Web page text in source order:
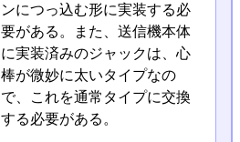
ンにつっ込む形に実装する必
要がある。また、送信機本体
に実装済みのジャックは、心
棒が微妙に太いタイプなの
で、これを通常タイプに交換
する必要がある。